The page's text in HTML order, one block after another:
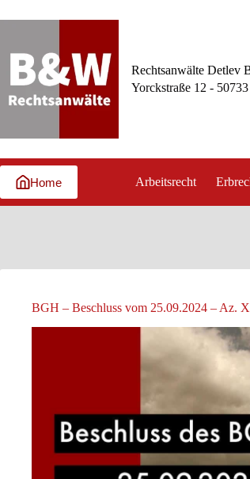
Inhalt
Rechtsanwälte Detlev
Yorckstraße 12 -
Home Arbeitsrecht
BGH – Beschluss vom 25.09.2024 – Az.